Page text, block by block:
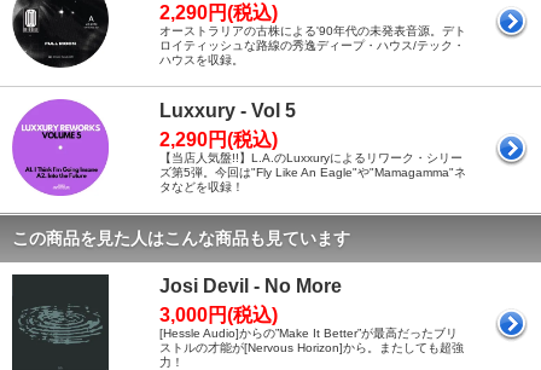
2,290円(税込)
オーストラリアの古株による'90年代の未発表音源。デト
ロイティッシュな路線の秀逸ディープ・ハウス/テック・
ハウスを収録。
Luxxury - Vol 5
2,290円(税込)
【当店人気盤!!】L.A.のLuxxuryによるリワーク・シリー
ズ第5弾。今回は"Fly Like An Eagle"や"Mamagamma"ネ
タなどを収録！
この商品を見た人はこんな商品も見ています
Josi Devil - No More
3,000円(税込)
[Hessle Audio]からの”Make It Better”が最高だったブリ
ストルの才能が[Nervous Horizon]から。またしても超強
力！